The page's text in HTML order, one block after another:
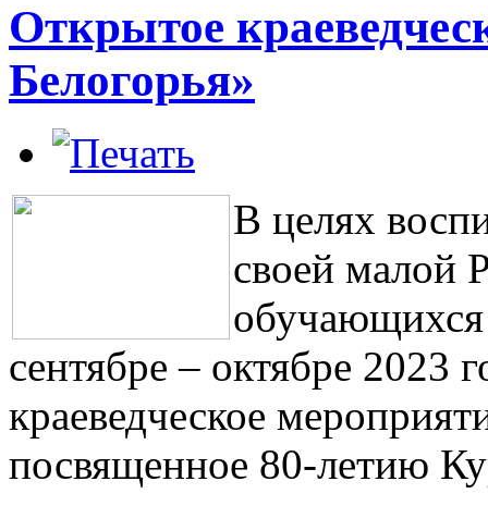
Открытое
Белогорья»
В целях
своей малой
обучающихся
сентябре – октябре 2023
краеведческое
посвященное 80-летию